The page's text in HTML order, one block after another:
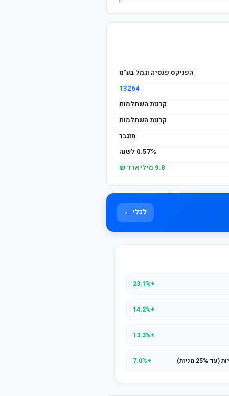
הפניקס פנסיה וגמל בע"מ
13264
קרנות השתלמות
קרנות השתלמות
מוגבר
0.57% לשנה
9.8 מיליארד ₪
לכלי ←
+23.1%
+14.2%
+13.3%
מניות) +7.0%